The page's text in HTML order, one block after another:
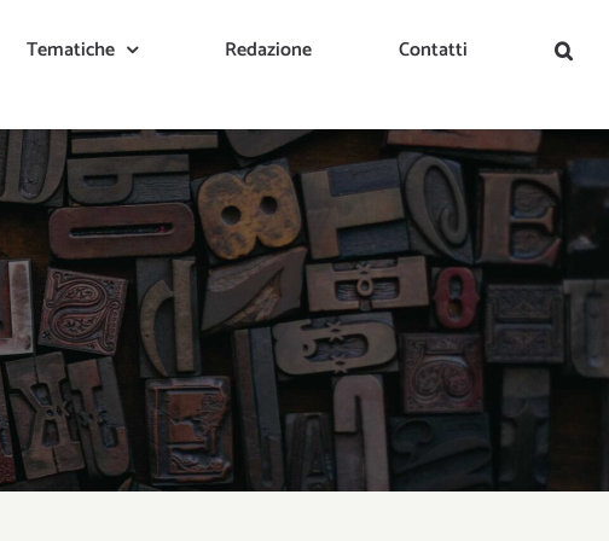
Tematiche Redazione Contatti